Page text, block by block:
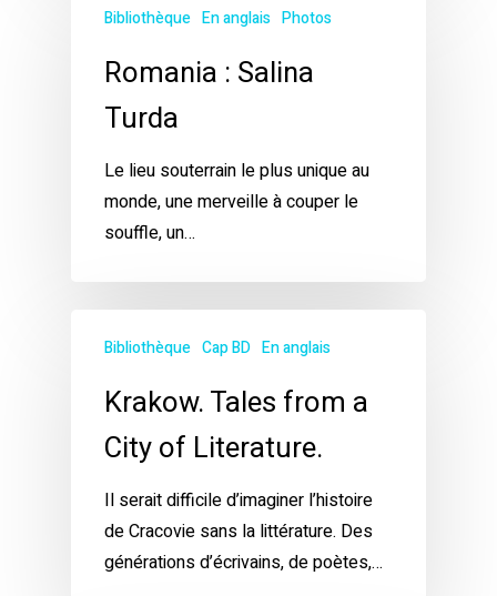
Bibliothèque En anglais Photos
Romania : Salina
Turda
Le lieu souterrain le plus unique au
monde, une merveille à couper le
souffle, un…
Bibliothèque Cap BD En anglais
Krakow. Tales from a
City of Literature.
Il serait difficile d’imaginer l’histoire
de Cracovie sans la littérature. Des
générations d’écrivains, de poètes,…